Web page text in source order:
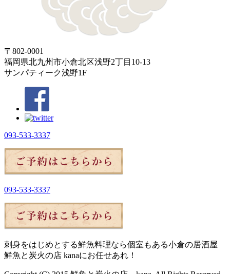
〒802-0001
福岡県北九州市小倉北区浅野2丁目10-13
サンパティーク浅野1F
093-533-3337
093-533-3337
刺身をはじめとする鮮魚料理なら個室もある小倉の居酒屋
鮮魚と炭火の店 kanaにお任せあれ！